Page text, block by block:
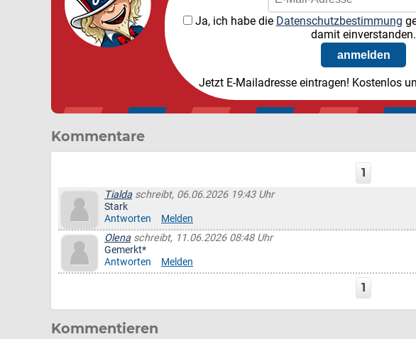
Ja, ich habe die Datenschutzbestimmung
damit einverstanden.
Jetzt E-Mailadresse eintragen! Kostenlos
Kommentare
1
Tialda schreibt, 06.06.2026 19:43 Uhr
Stark
Antworten
Melden
Olenaschreibt, 11.06.2026 08:48 Uhr
Gemerkt*
Antworten
Melden
1
Kommentieren